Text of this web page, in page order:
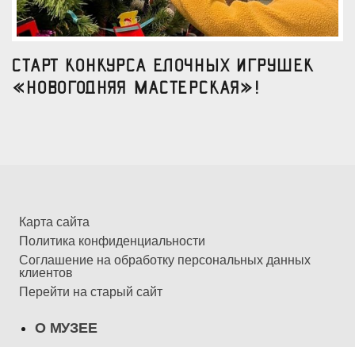
Старт конкурса елочных игрушек
«Новогодняя мастерская»!
Карта сайта
Политика конфиденциальности
Соглашение на обработку персональных данных
клиентов
Перейти на старый сайт
О МУЗЕЕ